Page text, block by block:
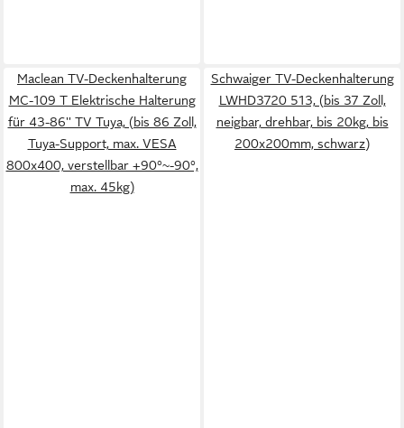
Maclean TV-Deckenhalterung
MC-109 T Elektrische Halterung
für 43-86'' TV Tuya, (bis 86 Zoll,
Tuya-Support, max. VESA
800x400, verstellbar +90°~-90°,
max. 45kg)
Schwaiger TV-Deckenhalterung
LWHD3720 513, (bis 37 Zoll,
neigbar, drehbar, bis 20kg, bis
200x200mm, schwarz)